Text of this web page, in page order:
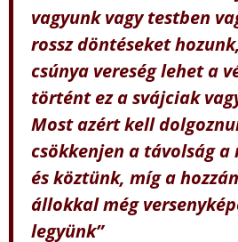
vagyunk vagy testben
rossz döntéseket
csúnya vereség lehet a
történt ez a svájciak
Most azért kell
csökkenjen a távolság a
és köztünk, míg a
állokkal még
legyünk”